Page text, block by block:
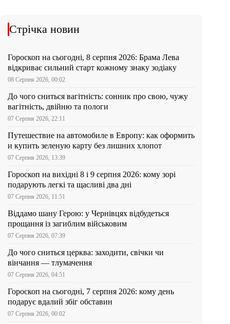
Стрічка новин
Гороскоп на сьогодні, 8 серпня 2026: Брама Лева
відкриває сильний старт кожному знаку зодіаку
08 Серпня 2026, 00:02
До чого сниться вагітність: сонник про свою, чужу
вагітність, двійню та пологи
07 Серпня 2026, 22:11
Путешествие на автомобиле в Европу: как оформить
и купить зеленую карту без лишних хлопот
07 Серпня 2026, 13:39
Гороскоп на вихідні 8 і 9 серпня 2026: кому зорі
подарують легкі та щасливі два дні
07 Серпня 2026, 11:51
Віддамо шану Герою: у Чернівцях відбудеться
прощання із загиблим військовим
07 Серпня 2026, 07:39
До чого сниться церква: заходити, свічки чи
вінчання — тлумачення
07 Серпня 2026, 04:51
Гороскоп на сьогодні, 7 серпня 2026: кому день
подарує вдалий збіг обставин
07 Серпня 2026, 00:02